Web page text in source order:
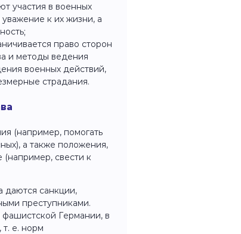
участия в военных
к их жизни, а
право сторон
и методы ведения
военных действий,
страдания.
(например, помогать
а также положения,
свести к
даются санкции,
преступниками.
Германии, в
т. е. норм